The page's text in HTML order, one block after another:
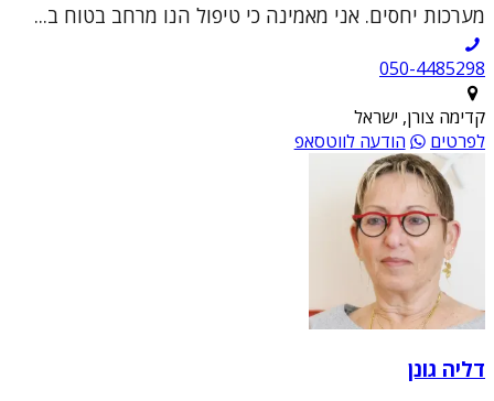
מערכות יחסים. אני מאמינה כי טיפול הנו מרחב בטוח ב...
050-4485298
קדימה צורן, ישראל
לפרטים
הודעה לווטסאפ
דליה גונן